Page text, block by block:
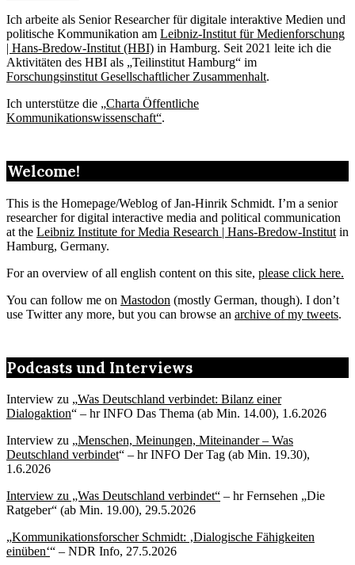
Ich arbeite als Senior Researcher für digitale interaktive Medien und
politische Kommunikation am Leibniz-Institut für Medienforschung
| Hans-Bredow-Institut (HBI) in Hamburg. Seit 2021 leite ich die
Aktivitäten des HBI als „Teilinstitut Hamburg“ im
Forschungsinstitut Gesellschaftlicher Zusammenhalt.
Ich unterstütze die „Charta Öffentliche
Kommunikationswissenschaft“.
Welcome!
This is the Homepage/Weblog of Jan-Hinrik Schmidt. I’m a senior
researcher for digital interactive media and political communication
at the Leibniz Institute for Media Research | Hans-Bredow-Institut in
Hamburg, Germany.
For an overview of all english content on this site, please click here.
You can follow me on Mastodon (mostly German, though). I don’t
use Twitter any more, but you can browse an archive of my tweets.
Podcasts und Interviews
Interview zu „Was Deutschland verbindet: Bilanz einer
Dialogaktion“ – hr INFO Das Thema (ab Min. 14.00), 1.6.2026
Interview zu „Menschen, Meinungen, Miteinander – Was
Deutschland verbindet“ – hr INFO Der Tag (ab Min. 19.30),
1.6.2026
Interview zu „Was Deutschland verbindet“ – hr Fernsehen „Die
Ratgeber“ (ab Min. 19.00), 29.5.2026
„Kommunikationsforscher Schmidt: ‚Dialogische Fähigkeiten
einüben‘“ – NDR Info, 27.5.2026